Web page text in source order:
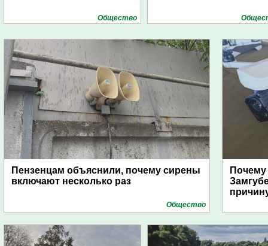
Общество
Пензенцам объяснили, почему сирены
включают несколько раз
Общество